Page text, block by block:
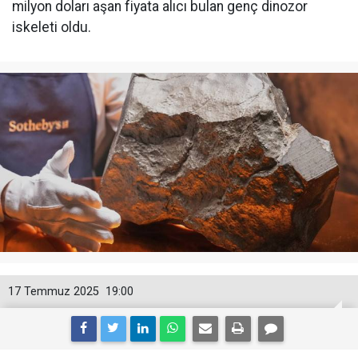
milyon doları aşan fiyata alıcı bulan genç dinozor
iskeleti oldu.
19:00
17 Temmuz 2025